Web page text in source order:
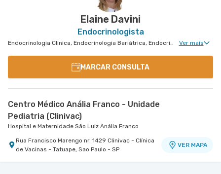
Elaine Davini
Endocrinologista
Endocrinologia Clinica, Endocrinologia Bariátrica, Endocrinologia Pediátrica Ver mais
MARCAR CONSULTA
Centro Médico Anália Franco - Unidade
Pediatria (Clinivac)
Hospital e Maternidade São Luiz Anália Franco
Rua Francisco Marengo nr. 1429 Clinivac - Clínica
de Vacinas - Tatuape, Sao Paulo - SP
VER MAPA